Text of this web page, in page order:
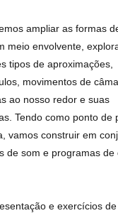
ampliar as formas
meio envolvente,
tipos de aproximações,
movimentos de
ao nosso redor e suas
Tendo como ponto de
vamos construir em
de som e programas de
e exercícios